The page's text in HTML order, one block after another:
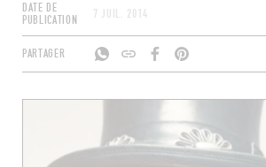
DATE DE
PUBLICATION
7 JUIL. 2014
PARTAGER